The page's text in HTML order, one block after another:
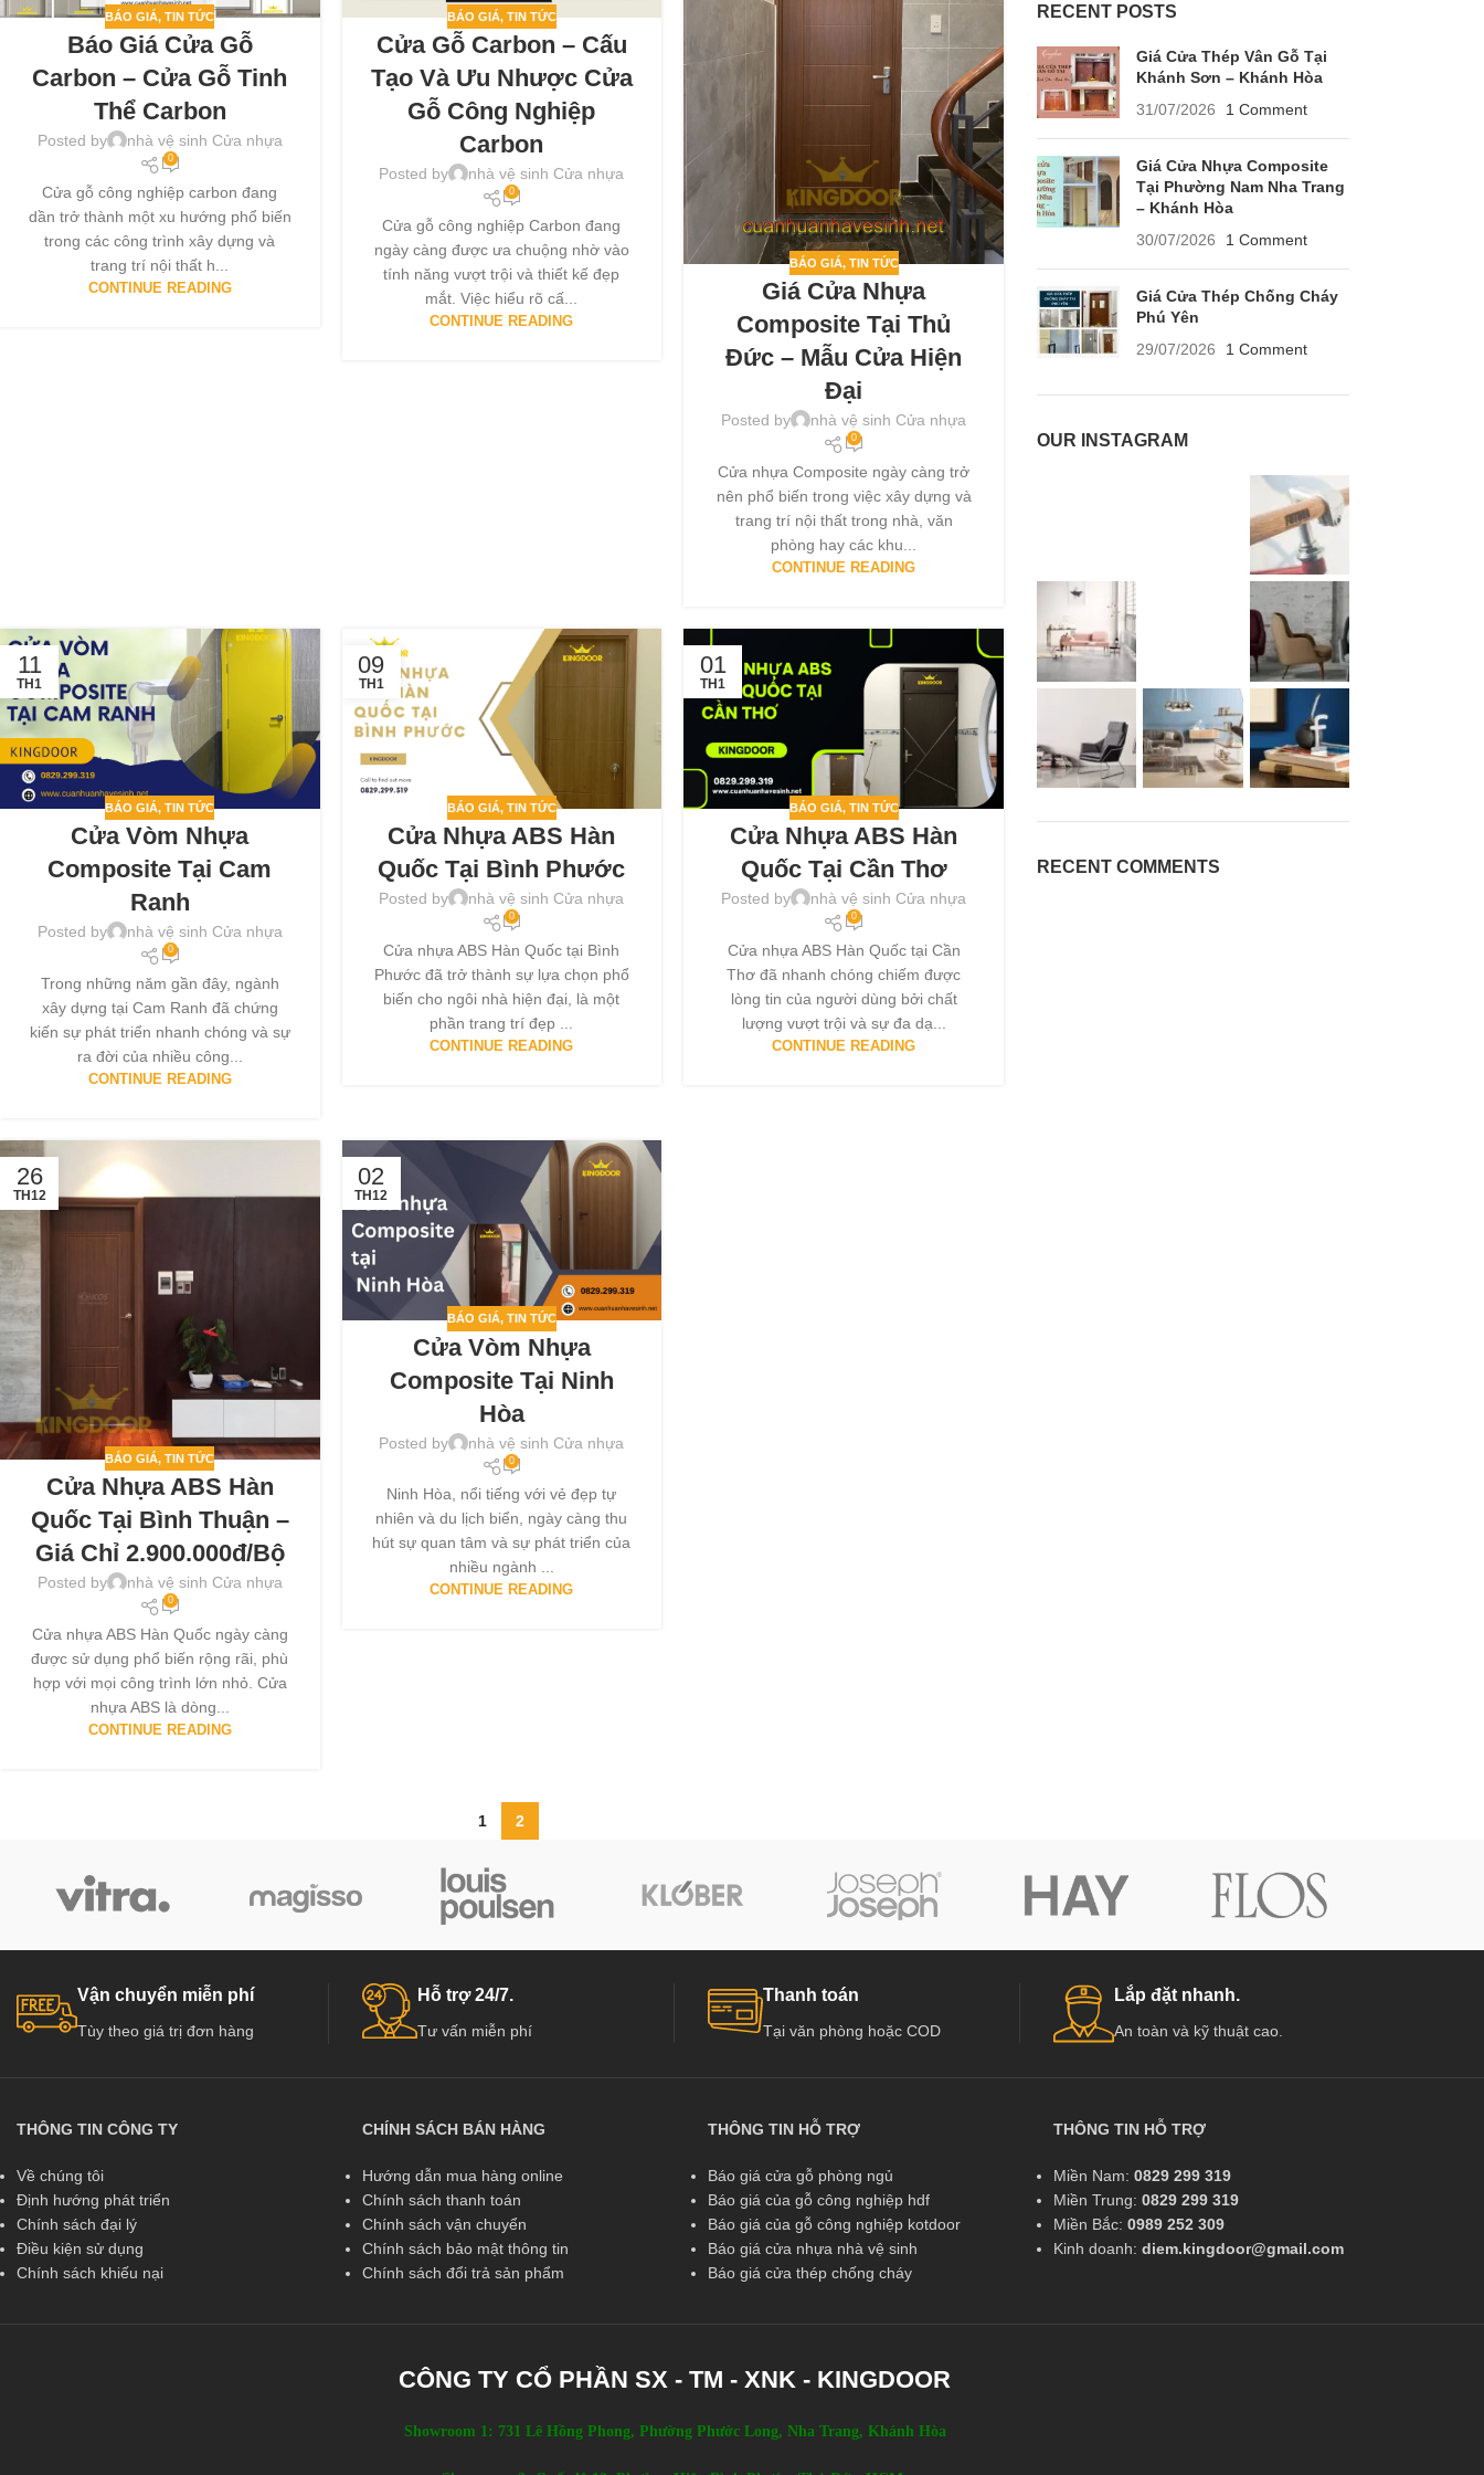
BÁO GIÁ,TIN TỨC
Báo Giá Cửa Gỗ
Carbon – Cửa Gỗ Tinh
Thể Carbon
Posted by nhà vệ sinh Cửa nhựa
0
Cửa gỗ công nghiệp carbon đang
dần trở thành một xu hướng phổ biến
trong các công trình xây dựng và
trang trí nội thất h...
CONTINUE READING
BÁO GIÁ, TIN TỨC
Cửa Gỗ Carbon – Cấu
Tạo Và Ưu Nhược Cửa
Gỗ Công Nghiệp
Carbon
Posted by nhà vệ sinh Cửa nhựa
0
Cửa gỗ công nghiệp Carbon đang
ngày càng được ưa chuộng nhờ vào
tính năng vượt trội và thiết kế đẹp
mắt. Việc hiểu rõ cấ...
CONTINUE READING
BÁO GIÁ, TIN TỨC
Giá Cửa Nhựa
Composite Tại Thủ
Đức – Mẫu Cửa Hiện
Đại
Posted by nhà vệ sinh Cửa nhựa
0
Cửa nhựa Composite ngày càng trở
nên phổ biến trong việc xây dựng và
trang trí nội thất trong nhà, văn
phòng hay các khu...
CONTINUE READING
11
TH1
BÁO GIÁ,TIN TỨC
Cửa Vòm Nhựa
Composite Tại Cam
Ranh
Posted by nhà vệ sinh Cửa nhựa
0
Trong những năm gần đây, ngành
xây dựng tại Cam Ranh đã chứng
kiến sự phát triển nhanh chóng và sự
ra đời của nhiều công...
CONTINUE READING
09
TH1
BÁO GIÁ, TIN TỨC
Cửa Nhựa ABS Hàn
Quốc Tại Bình Phước
Posted by nhà vệ sinh Cửa nhựa
0
Cửa nhựa ABS Hàn Quốc tại Bình
Phước đã trở thành sự lựa chọn phổ
biến cho ngôi nhà hiện đại, là một
phần trang trí đẹp ...
CONTINUE READING
01
TH1
BÁO GIÁ, TIN TỨC
Cửa Nhựa ABS Hàn
Quốc Tại Cần Thơ
Posted by nhà vệ sinh Cửa nhựa
0
Cửa nhựa ABS Hàn Quốc tại Cần
Thơ đã nhanh chóng chiếm được
lòng tin của người dùng bởi chất
lượng vượt trội và sự đa dạ...
CONTINUE READING
26
TH12
BÁO GIÁ,TIN TỨC
Cửa Nhựa ABS Hàn
Quốc Tại Bình Thuận –
Giá Chỉ 2.900.000đ/bộ
Posted by nhà vệ sinh Cửa nhựa
0
Cửa nhựa ABS Hàn Quốc ngày càng
được sử dụng phổ biến rộng rãi, phù
hợp với mọi công trình lớn nhỏ. Cửa
nhựa ABS là dòng...
CONTINUE READING
02
TH12
BÁO GIÁ, TIN TỨC
Cửa Vòm Nhựa
Composite Tại Ninh
Hòa
Posted by nhà vệ sinh Cửa nhựa
0
Ninh Hòa, nổi tiếng với vẻ đẹp tự
nhiên và du lịch biển, ngày càng thu
hút sự quan tâm và sự phát triển của
nhiều ngành ...
CONTINUE READING
1 2
RECENT POSTS
Giá Cửa Thép Vân Gỗ Tại
Khánh Sơn – Khánh Hòa
31/07/2026
1 Comment
Giá Cửa Nhựa Composite
Tại Phường Nam Nha Trang
– Khánh Hòa
30/07/2026
1 Comment
Giá Cửa Thép Chống Cháy
Phú Yên
29/07/2026
1 Comment
OUR INSTAGRAM
RECENT COMMENTS
Vận chuyển miễn phí
Tùy theo giá trị đơn hàng
Hỗ trợ 24/7.
Tư vấn miễn phí
Thanh toán
Tại văn phòng hoặc COD
Lắp đặt nhanh.
An toàn và kỹ thuật cao.
THÔNG TIN CÔNG TY
Về chúng tôi
Định hướng phát triển
Chính sách đại lý
Điều kiện sử dụng
Chính sách khiếu nại
CHÍNH SÁCH BÁN HÀNG
Hướng dẫn mua hàng online
Chính sách thanh toán
Chính sách vận chuyển
Chính sách bảo mật thông tin
Chính sách đổi trả sản phẩm
THÔNG TIN HỖ TRỢ
Báo giá cửa gỗ phòng ngủ
Báo giá của gỗ công nghiệp hdf
Báo giá của gỗ công nghiệp kotdoor
Báo giá cửa nhựa nhà vệ sinh
Báo giá cửa thép chống cháy
THÔNG TIN HỖ TRỢ
Miền Nam: 0829 299 319
Miền Trung: 0829 299 319
Miền Bắc: 0989 252 309
Kinh doanh: diem.kingdoor@gmail.com
CÔNG TY CỔ PHẦN SX - TM - XNK - KINGDOOR
Showroom 1: 731 Lê Hồng Phong, Phường Phước Long, Nha Trang, Khánh Hòa